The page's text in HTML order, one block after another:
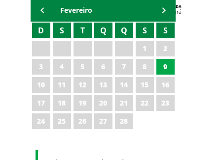
AGENDA
Polícia Militar do Ceará
Fevereiro
D S T Q Q S S
1
2
3
4 5 6 7 8
9
10
11 12 13 14 15
16
17
18 19 20 21 22
23
24
25 26 27 28